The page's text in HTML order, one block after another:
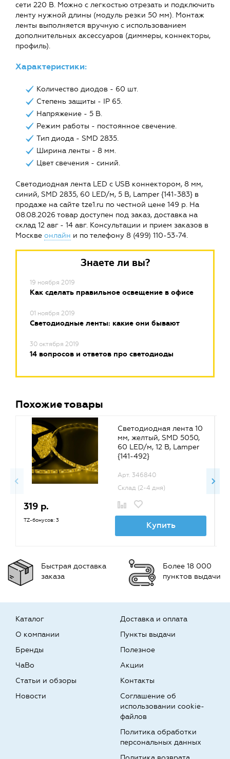
сети 220 В. Можно с легкостью отрезать и подключить
ленту нужной длины (модуль резки 50 мм). Монтаж
ленты выполняется вручную с использованием
дополнительных аксессуаров (диммеры, коннекторы,
профиль).
Характеристики:
Количество диодов - 60 шт.
Степень защиты - IP 65.
Напряжение - 5 В.
Режим работы - постоянное свечение.
Тип диода - SMD 2835.
Ширина ленты - 8 мм.
Цвет свечения - синий.
Светодиодная лента LED с USB коннектором, 8 мм,
синий, SMD 2835, 60 LED/м, 5 В, Lamper {141-383} в
продаже на сайте tze1.ru по честной цене 149 р. На
08.08.2026 товар доступен под заказ, доставка на
склад 12 авг - 14 авг. Консультации и прием заказов в
Москве онлайн и по телефону 8 (499) 110-53-74.
Знаете ли вы?
19 ноября 2019
Как сделать правильное освещение в офисе
01 ноября 2019
Светодиодные ленты: какие они бывают
30 октября 2019
14 вопросов и ответов про светодиоды
Похожие товары
Светодиодная лента 10
мм, желтый, SMD 5050,
60 LED/м, 12 В, Lamper
{141-492}
Арт. 346840
Склад (2-4 дня)
319 р.
TZ-бонусов: 3 Купить
Быстрая доставка
заказа
Более 18 000
пунктов выдачи
Каталог
О компании
Бренды
Доставка и оплата
Пункты выдачи
Полезное
ЧаВо
Статьи и обзоры
Новости
Акции
Контакты
Соглашение об
использовании cookie-
файлов
Политика обработки
персональных данных